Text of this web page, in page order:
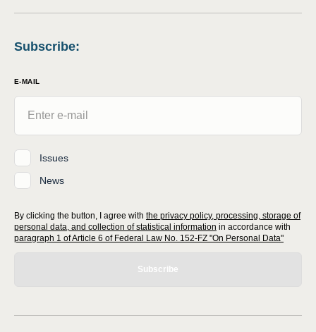
Subscribe:
E-MAIL
Issues
News
By clicking the button, I agree with the privacy policy, processing, storage of
personal data, and collection of statistical information in accordance with
paragraph 1 of Article 6 of Federal Law No. 152-FZ "On Personal Data"
Subscribe